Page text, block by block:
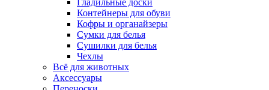
Гладильные доски
Контейнеры для обуви
Кофры и органайзеры
Сумки для белья
Сушилки для белья
Чехлы
Всё для животных
Аксесcуары